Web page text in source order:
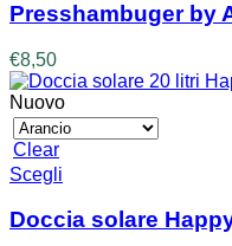
Presshambuger by
€8,50
Nuovo
Clear
Scegli
ha
Doccia solare